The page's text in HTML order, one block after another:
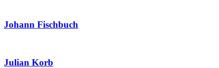
Johann Fischbuch
Julian Korb